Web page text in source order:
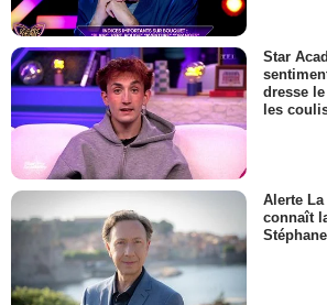
Star
dresse
les
Alerte
connaît